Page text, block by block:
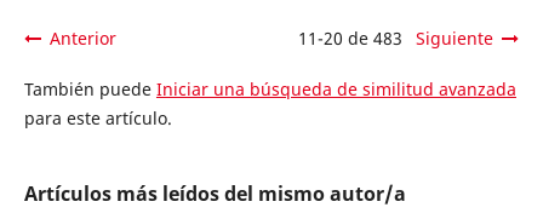
Anterior 11-20 de 483 Siguiente
También puede Iniciar una búsqueda de similitud avanzada
para este artículo.
Artículos más leídos del mismo autor/a